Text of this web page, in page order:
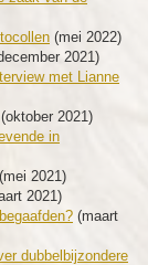
(mei 2022)
2021)
met Lianne
(oktober 2021)
in
(mei 2021)
2021)
(maart
dubbelbijzondere